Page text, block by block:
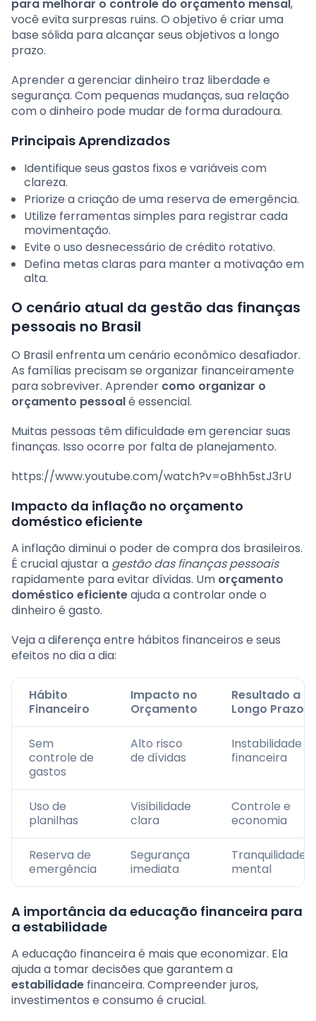
para melhorar o controle do orçamento mensal,
você evita surpresas ruins. O objetivo é criar uma
base sólida para alcançar seus objetivos a longo
prazo.
Aprender a gerenciar dinheiro traz liberdade e
segurança. Com pequenas mudanças, sua relação
com o dinheiro pode mudar de forma duradoura.
Principais Aprendizados
Identifique seus gastos fixos e variáveis com
clareza.
Priorize a criação de uma reserva de emergência.
Utilize ferramentas simples para registrar cada
movimentação.
Evite o uso desnecessário de crédito rotativo.
Defina metas claras para manter a motivação em
alta.
O cenário atual da gestão das finanças
pessoais no Brasil
O Brasil enfrenta um cenário econômico desafiador.
As famílias precisam se organizar financeiramente
para sobreviver. Aprender como organizar o
orçamento pessoalé essencial.
Muitas pessoas têm dificuldade em gerenciar suas
finanças. Isso ocorre por falta de planejamento.
https://www.youtube.com/watch?v=oBhh5stJ3rU
Impacto da inflação no orçamento
doméstico eficiente
A inflação diminui o poder de compra dos brasileiros.
É crucial ajustar a gestão das finanças pessoais
rapidamente para evitar dívidas. Um orçamento
doméstico eficienteajuda a controlar onde o
dinheiro é gasto.
Veja a diferença entre hábitos financeiros e seus
efeitos no dia a dia:
Hábito
Financeiro
Impacto no
Orçamento
Resultado a
Longo Prazo
Sem
controle de
gastos
Alto risco
de dívidas
Instabilidade
financeira
Uso de
planilhas
Visibilidade
clara
Controle e
economia
Reserva de
emergência
Segurança
imediata
Tranquilidade
mental
A importância da educação financeira para
a estabilidade
A educação financeira é mais que economizar. Ela
ajuda a tomar decisões que garantem a
estabilidade financeira. Compreender juros,
investimentos e consumo é crucial.